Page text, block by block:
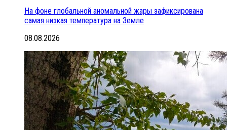
На фоне глобальной аномальной жары зафиксирована
самая низкая температура на Земле
08.08.2026